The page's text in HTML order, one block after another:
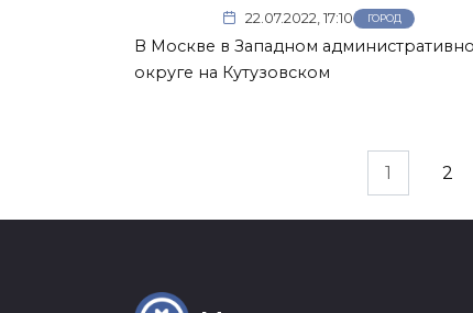
22.07.2022, 17:10 ГОРОД
В Москве в Западном
округе на Кутузовском
1 2